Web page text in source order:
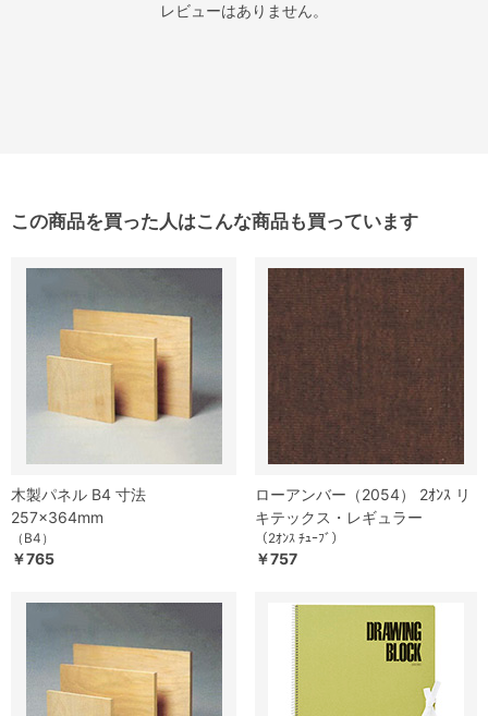
レビューはありません。
この商品を買った人はこんな商品も買っています
木製パネル B4 寸法
257×364mm
（B4）
￥765
ローアンバー（2054） 2ｵﾝｽ リ
キテックス・レギュラー
（2ｵﾝｽ ﾁｭｰﾌﾞ）
￥757